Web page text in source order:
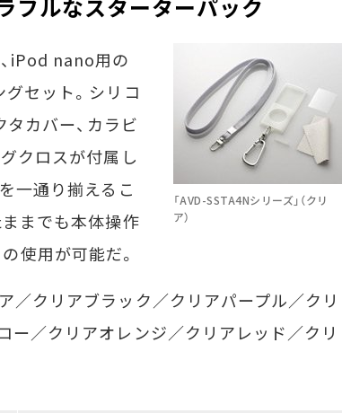
フルなスターターパック
「AVD-SSTA4Nシリーズ」（クリ
ア）
iPod nano用の
セット。シリコ
カバー、カラビ
クロスが付属し
一通り揃えるこ
ままでも本体操作
使用が可能だ。
クリアブラック／クリアパープル／クリ
ー／クリアオレンジ／クリアレッド／クリ